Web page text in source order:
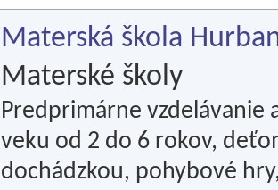
Materská škola
Materské školy
Predprimárne
veku od 2 do 6 rokov,
dochádzkou, pohybové